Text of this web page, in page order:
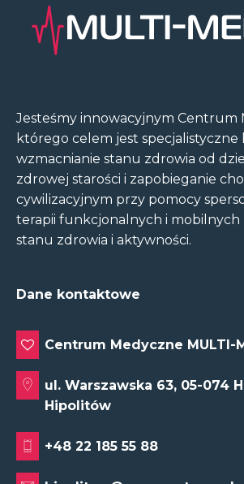
Jesteśmy innowacyjnym Centrum
którego celem jest specjalistyczne
wzmacnianie stanu zdrowia od
zdrowej starości i zapobieganie
cywilizacyjnym przy pomocy
terapii funkcjonalnych i
stanu zdrowia i aktywności.
Dane kontaktowe
Centrum Medyczne MULTI-
ul. Warszawska 63, 05-074
Hipolitów
+48 22 185 55 88